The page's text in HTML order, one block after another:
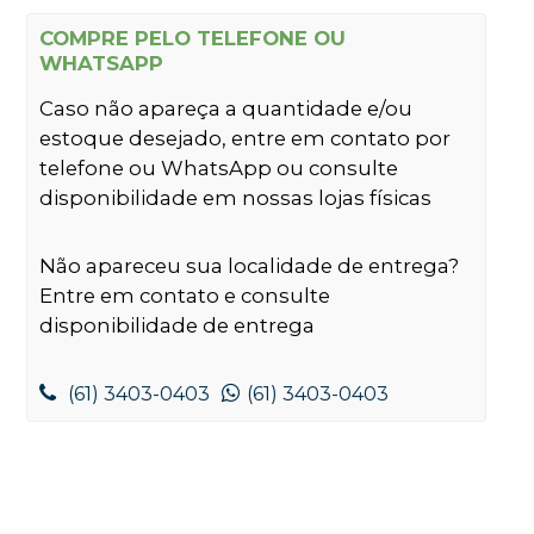
COMPRE PELO TELEFONE OU
WHATSAPP
Caso não apareça a quantidade e/ou
estoque desejado, entre em contato por
telefone ou WhatsApp ou consulte
disponibilidade em nossas lojas físicas
Não apareceu sua localidade de entrega?
Entre em contato e consulte
disponibilidade de entrega
(61) 3403-0403 (61) 3403-0403